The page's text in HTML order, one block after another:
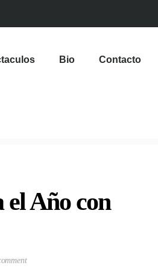
Bio Contacto
el Año con
de bebidas